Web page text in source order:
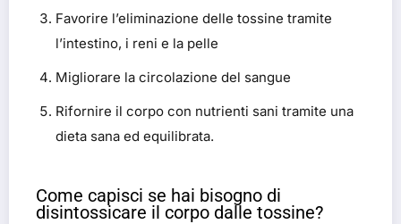
Favorire l’eliminazione delle tossine tramite
l’intestino, i reni e la pelle
Migliorare la circolazione del sangue
Rifornire il corpo con nutrienti sani tramite una
dieta sana ed equilibrata.
Come capisci se hai bisogno di
disintossicare il corpo dalle tossine?